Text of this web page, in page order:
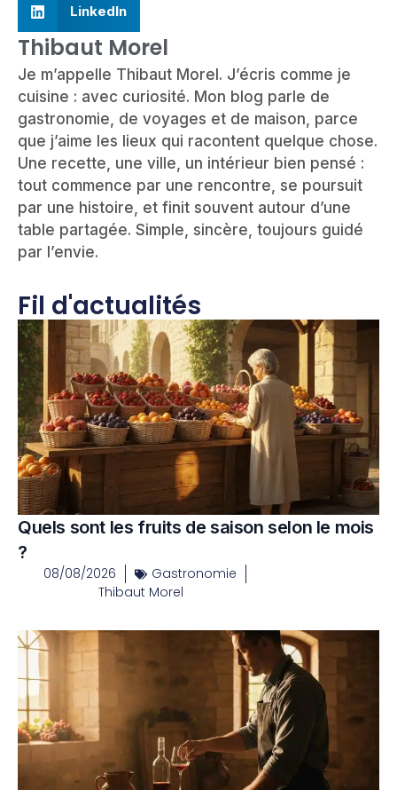
LinkedIn
Thibaut Morel
Je m’appelle Thibaut Morel. J’écris comme je
cuisine : avec curiosité. Mon blog parle de
gastronomie, de voyages et de maison, parce
que j’aime les lieux qui racontent quelque chose.
Une recette, une ville, un intérieur bien pensé :
tout commence par une rencontre, se poursuit
par une histoire, et finit souvent autour d’une
table partagée. Simple, sincère, toujours guidé
par l’envie.
Fil d'actualités
Quels sont les fruits de saison selon le mois
?
08/08/2026
Gastronomie
Thibaut Morel